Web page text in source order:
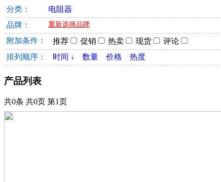
分类：
电阻器
品牌：
重新选择品牌
附加条件： 推荐 促销 热卖 现货
评论
排列顺序：
时间 ↓ 数量 价格 热度
产品列表
共0条 共0页 第1页